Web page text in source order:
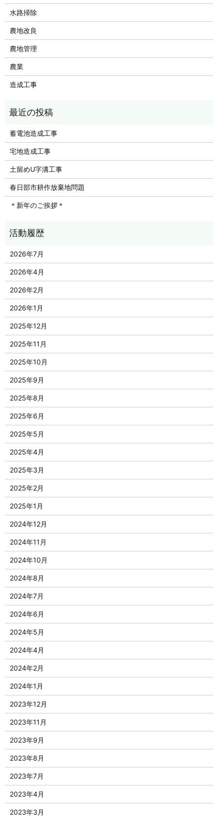
水路掃除
農地改良
農地管理
農業
造成工事
蓄電池造成工事
宅地造成工事
土留めU字溝工事
春日部市耕作放棄地問題
＊新年のご挨拶＊
2026年7月
2026年4月
2026年2月
2026年1月
2025年12月
2025年11月
2025年10月
2025年9月
2025年8月
2025年6月
2025年5月
2025年4月
2025年3月
2025年2月
2025年1月
2024年12月
2024年11月
2024年10月
2024年8月
2024年7月
2024年6月
2024年5月
2024年4月
2024年2月
2024年1月
2023年12月
2023年11月
2023年9月
2023年8月
2023年7月
2023年4月
2023年3月